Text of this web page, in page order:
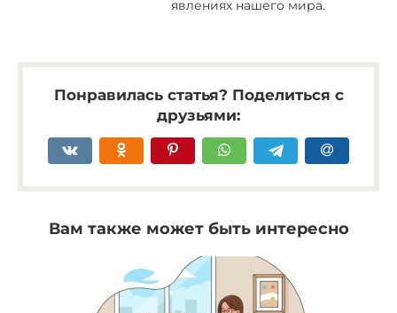
явлениях нашего мира.
Понравилась статья? Поделиться с
друзьями:
Вам также может быть интересно